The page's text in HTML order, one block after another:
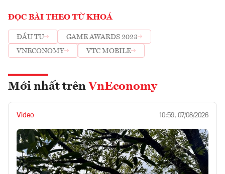
ĐỌC BÀI THEO TỪ KHOÁ
ĐẦU TƯ
GAME AWARDS 2023
VNECONOMY
VTC MOBILE
Mới nhất trên VnEconomy
Video 10:59, 07/08/2026